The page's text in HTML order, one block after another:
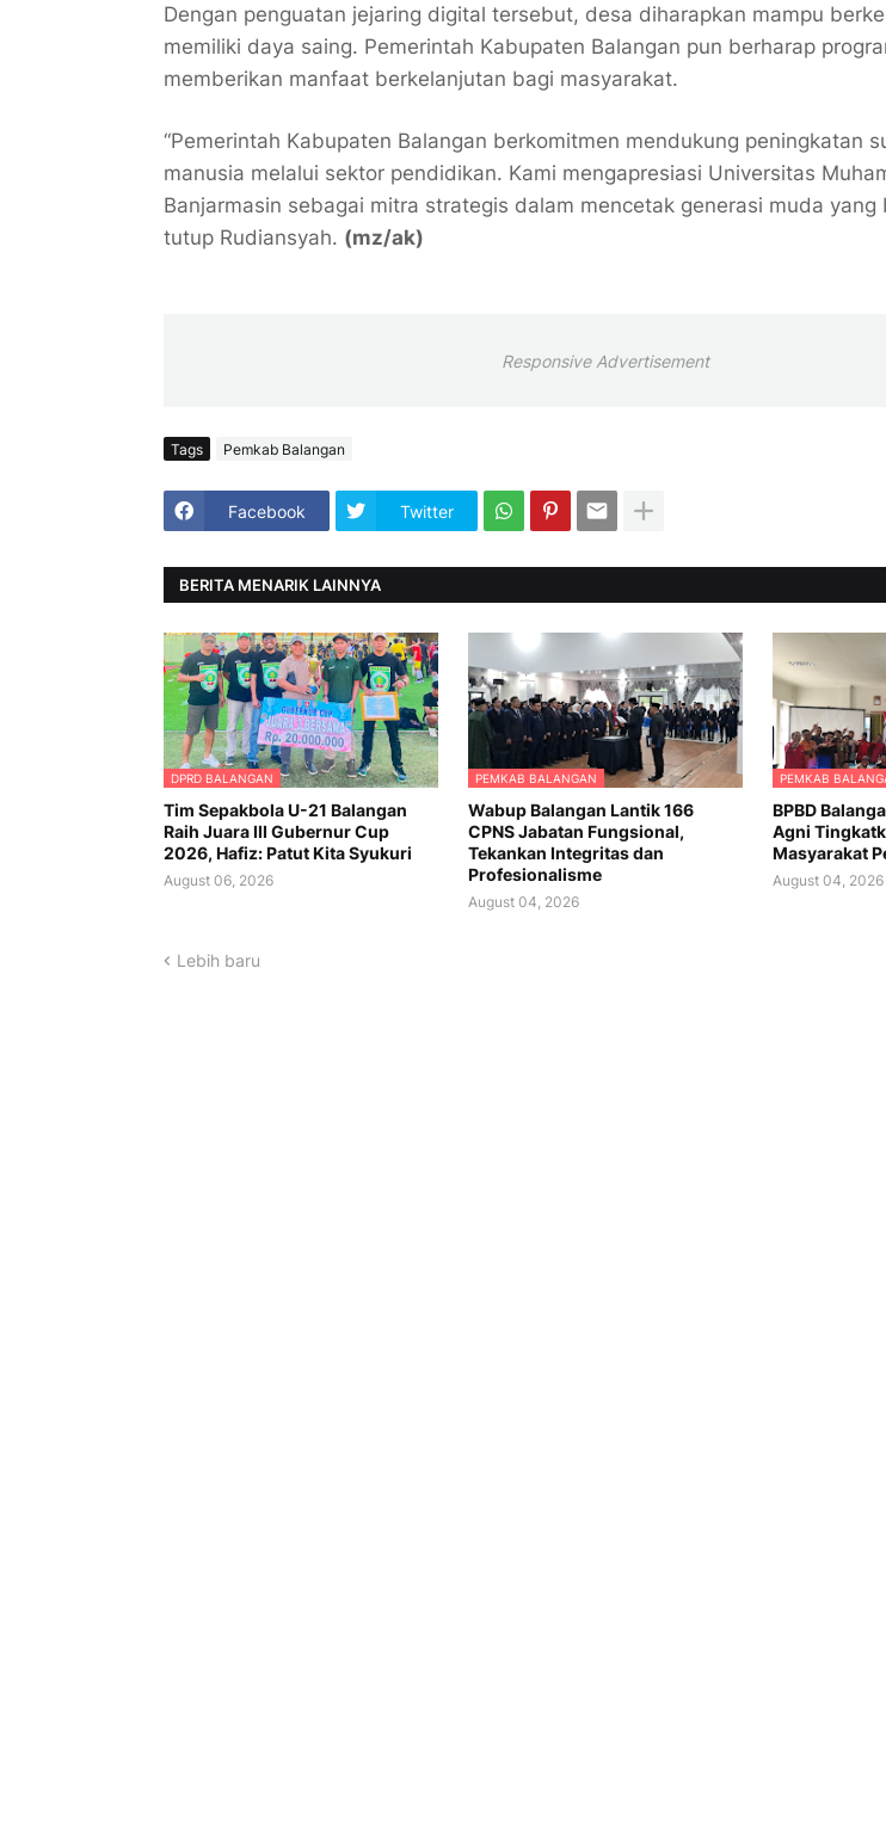
Dengan penguatan jejaring digital tersebut, desa diharapkan mampu
memiliki daya saing. Pemerintah Kabupaten Balangan pun berharap
memberikan manfaat berkelanjutan bagi masyarakat.
“Pemerintah Kabupaten Balangan berkomitmen mendukung peningkatan
manusia melalui sektor pendidikan. Kami mengapresiasi Universitas
Banjarmasin sebagai mitra strategis dalam mencetak generasi muda yang
tutup Rudiansyah. (mz/ak)
Responsive Advertisement
Tags Pemkab Balangan
Facebook Twitter
BERITA MENARIK LAINNYA
DPRD BALANGAN
Tim Sepakbola U-21 Balangan
Raih Juara III Gubernur Cup
2026, Hafiz: Patut Kita Syukuri
August 06, 2026
PEMKAB BALANGAN
Wabup Balangan Lantik 166
CPNS Jabatan Fungsional,
Tekankan Integritas dan
Profesionalisme
August 04, 2026
PEMKAB
BPBD
Agni
Masyarakat
August 04, 2026
Lebih baru